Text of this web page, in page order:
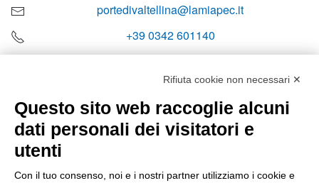
portedivaltellina@lamiapec.it
+39 0342 601140
Orari di apertura
Rifiuta cookie non necessari ✕
Questo sito web raccoglie alcuni
dati personali dei visitatori e
utenti
Con il tuo consenso, noi e i nostri partner utilizziamo i cookie e